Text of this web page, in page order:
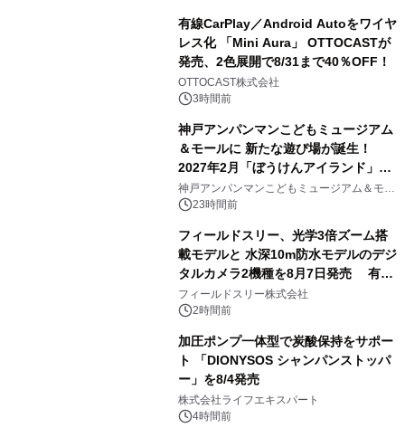
有線CarPlay／Android Autoをワイヤ
レス化 「Mini Aura」 OTTOCASTが
発売、2色展開で8/31まで40％OFF！
OTTOCAST株式会社
3時間前
神戸アンパンマンこどもミュージアム
＆モールに 新たな遊び場が誕生！
2027年2月「ぼうけんアイランド」が
オープン
神戸アンパンマンこどもミュージアム＆モー
ル 23時間前
フィールドスリー、光学3倍ズーム搭
載モデルと 水深10m防水モデルのデジ
タルカメラ2機種を8月7日発売 有効
約1300万画素、用途別に選べるコンデ
ジ新登場
フィールドスリー株式会社
2時間前
加圧ポンプ一体型で炭酸保持をサポー
ト 「DIONYSOS シャンパンストッパ
ー」を8/4発売
株式会社ライフエキスパート
4時間前